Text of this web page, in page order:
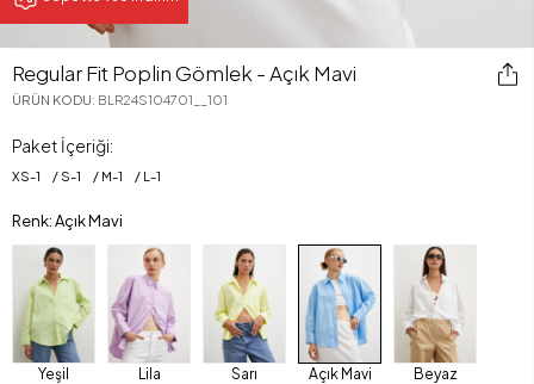
Regular Fit Poplin Gömlek - Açık Mavi
ÜRÜN KODU: BLR24S104701__101
Paket İçeriği:
XS-1 S-1 M-1 L -1
Renk: Açık Mavi
Yeşil Lila Sarı Açık Mavi Beyaz